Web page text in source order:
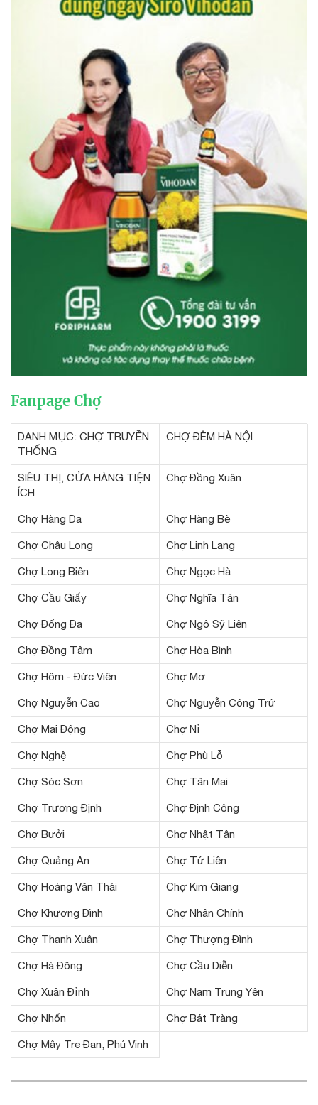
Fanpage Chợ
DANH MỤC: CHỢ TRUYỀN
THỐNG
CHỢ ĐÊM HÀ NỘI
SIÊU THỊ, CỬA HÀNG TIỆN
ÍCH
Chợ Đồng Xuân
Chợ Hàng Da Chợ Hàng Bè
Chợ Châu Long Chợ Linh Lang
Chợ Long Biên Chợ Ngọc Hà
Chợ Cầu Giấy Chợ Nghĩa Tân
Chợ Đống Đa Chợ Ngô Sỹ Liên
Chợ Đồng Tâm Chợ Hòa Bình
Chợ Hôm - Đức Viên Chợ Mơ
Chợ Nguyễn Cao Chợ Nguyễn Công Trứ
Chợ Mai Động Chợ Nỉ
Chợ Nghệ Chợ Phù Lỗ
Chợ Sóc Sơn Chợ Tân Mai
Chợ Trương Định Chợ Định Công
Chợ Bưởi Chợ Nhật Tân
Chợ Quảng An Chợ Tứ Liên
Chợ Hoàng Văn Thái Chợ Kim Giang
Chợ Khương Đình Chợ Nhân Chính
Chợ Thanh Xuân Chợ Thượng Đình
Chợ Hà Đông Chợ Cầu Diễn
Chợ Xuân Đỉnh Chợ Nam Trung Yên
Chợ Nhổn Chợ Bát Tràng
Chợ Mây Tre Đan, Phú Vinh